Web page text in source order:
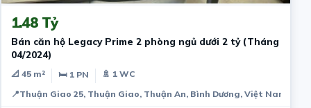
1.48 Tỷ
Bán căn hộ Legacy Prime 2 phòng ngủ dưới 2 tỷ (Tháng
04/2024)
📐 45 m² 🛏 1 PN
🚿 1 WC
📍Thuận Giao 25, Thuận Giao, Thuận An, Bình Dương, Việt Nam